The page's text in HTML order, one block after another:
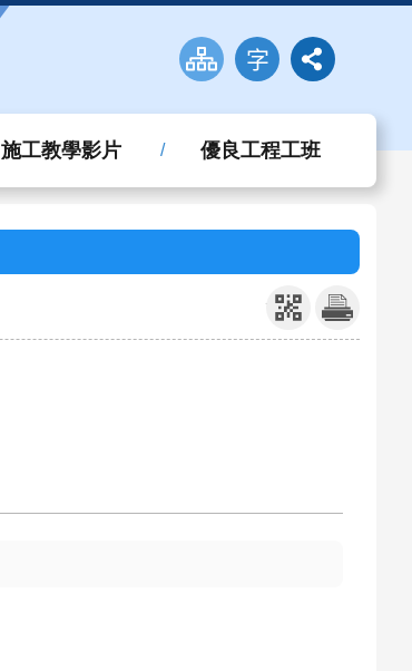
施工教學影片 優良工程工班
_